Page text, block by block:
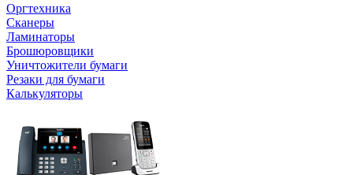
Оргтехника
Сканеры
Ламинаторы
Брошюровщики
Уничтожители бумаги
Резаки для бумаги
Калькуляторы